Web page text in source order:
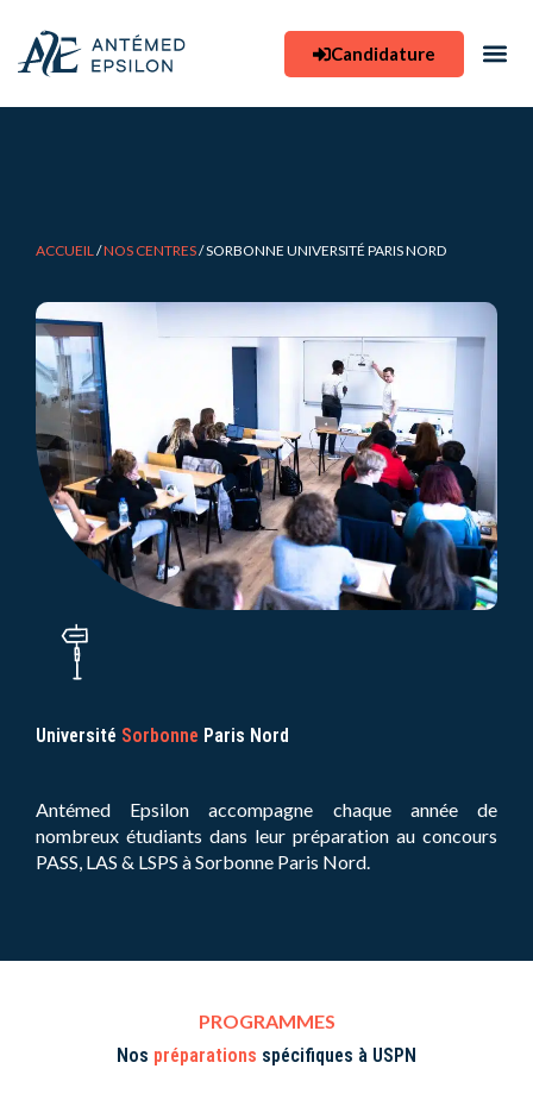
contenu
Candidature
ACCUEIL/NOS CENTRES/SORBONNE UNIVERSITÉ PARIS NORD
Université Sorbonne Paris Nord
Antémed Epsilon accompagne chaque année de
nombreux étudiants dans leur préparation au concours
PASS, LAS & LSPS à Sorbonne Paris Nord.
PROGRAMMES
Nos préparations spécifiques à USPN